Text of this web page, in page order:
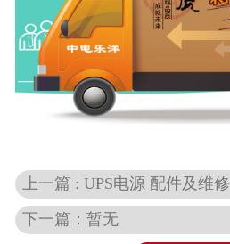
上一篇 : UPS电源 配件及维修
下一篇：暂无